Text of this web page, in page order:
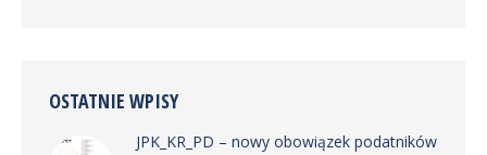
OSTATNIE WPISY
JPK_KR_PD – nowy obowiązek podatników